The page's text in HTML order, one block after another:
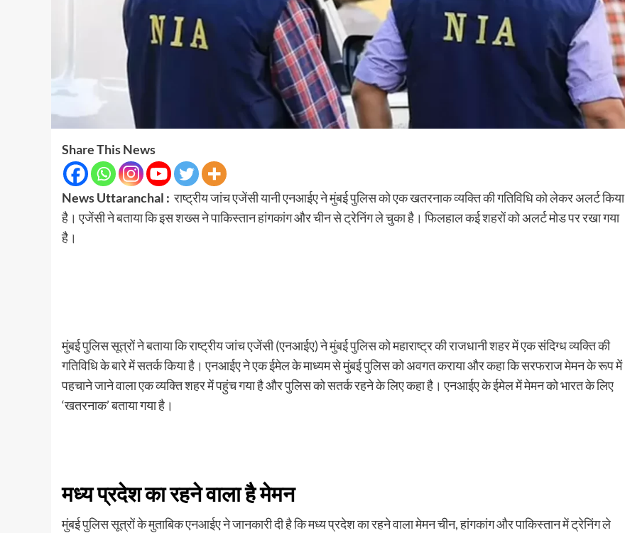
Share This News
News Uttaranchal :राष्ट्रीय जांच एजेंसी यानी एनआईए ने मुंबई पुलिस को एक खतरनाक व्यक्ति की गतिविधि को लेकर अलर्ट किया
है। एजेंसी ने बताया कि इस शख्स ने पाकिस्तान हांगकांग और चीन से ट्रेनिंग ले चुका है। फिलहाल कई शहरों को अलर्ट मोड पर रखा गया
है।
मुंबई पुलिस सूत्रों ने बताया कि राष्ट्रीय जांच एजेंसी (एनआईए) नेमुंबई पुलिसको महाराष्ट्र की राजधानी शहर में एक संदिग्ध व्यक्ति की
गतिविधि के बारे में सतर्क किया है। एनआईए ने एक ईमेल के माध्यम से मुंबई पुलिस को अवगत कराया और कहा कि सरफराज मेमन के रूप में
पहचाने जाने वाला एक व्यक्ति शहर में पहुंच गया है और पुलिस को सतर्क रहने के लिए कहा है। एनआईए के ईमेल में मेमन को भारत के लिए
‘खतरनाक’ बताया गया है।
मध्य प्रदेश का रहने वाला है मेमन
मुंबई पुलिस सूत्रों के मुताबिकएनआईएने जानकारी दी है कि मध्य प्रदेश का रहने वाला मेमन चीन, हांगकांग और पाकिस्तान में ट्रेनिंग ले